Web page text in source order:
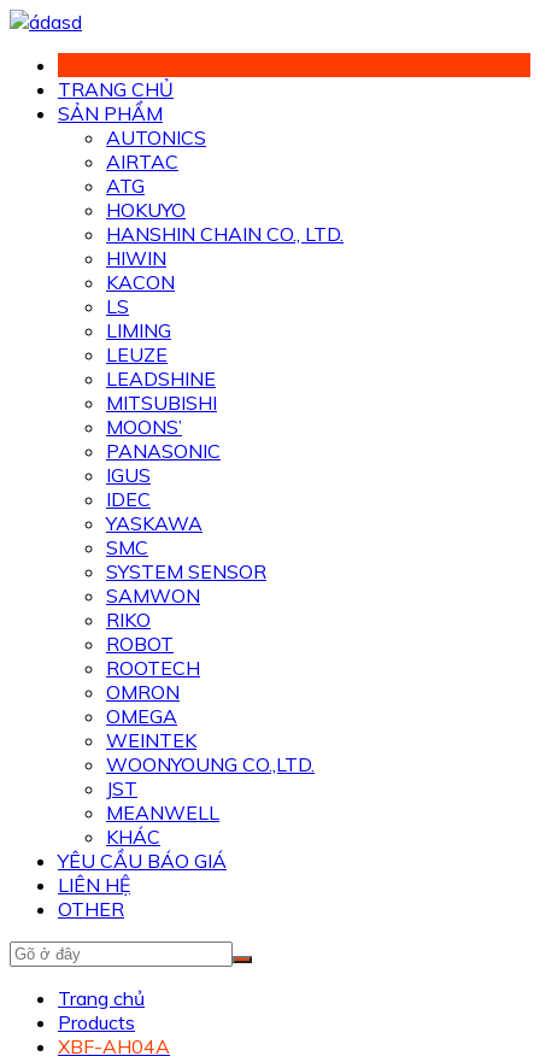
Chuyển
phần
dung
TRANG CHỦ
SẢN PHẨM
AUTONICS
AIRTAC
ATG
HOKUYO
HANSHIN CHAIN CO., LTD.
HIWIN
KACON
LS
LIMING
LEUZE
LEADSHINE
MITSUBISHI
MOONS’
PANASONIC
IGUS
IDEC
YASKAWA
SMC
SYSTEM SENSOR
SAMWON
RIKO
ROBOT
ROOTECH
OMRON
OMEGA
WEINTEK
WOONYOUNG CO.,LTD.
JST
MEANWELL
KHÁC
YÊU CẦU BÁO GIÁ
LIÊN HỆ
OTHER
Trang chủ
Products
XBF-AH04A